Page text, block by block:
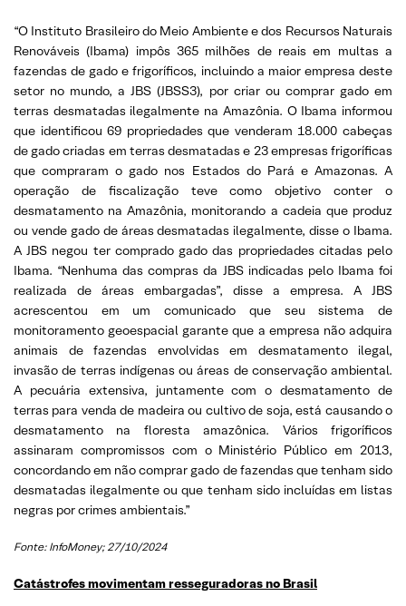
“O Instituto Brasileiro do Meio Ambiente e dos Recursos Naturais
Renováveis (Ibama) impôs 365 milhões de reais em multas a
fazendas de gado e frigoríficos, incluindo a maior empresa deste
setor no mundo, a JBS (JBSS3), por criar ou comprar gado em
terras desmatadas ilegalmente na Amazônia. O Ibama informou
que identificou 69 propriedades que venderam 18.000 cabeças
de gado criadas em terras desmatadas e 23 empresas frigoríficas
que compraram o gado nos Estados do Pará e Amazonas. A
operação de fiscalização teve como objetivo conter o
desmatamento na Amazônia, monitorando a cadeia que produz
ou vende gado de áreas desmatadas ilegalmente, disse o Ibama.
A JBS negou ter comprado gado das propriedades citadas pelo
Ibama. “Nenhuma das compras da JBS indicadas pelo Ibama foi
realizada de áreas embargadas”, disse a empresa. A JBS
acrescentou em um comunicado que seu sistema de
monitoramento geoespacial garante que a empresa não adquira
animais de fazendas envolvidas em desmatamento ilegal,
invasão de terras indígenas ou áreas de conservação ambiental.
A pecuária extensiva, juntamente com o desmatamento de
terras para venda de madeira ou cultivo de soja, está causando o
desmatamento na floresta amazônica. Vários frigoríficos
assinaram compromissos com o Ministério Público em 2013,
concordando em não comprar gado de fazendas que tenham sido
desmatadas ilegalmente ou que tenham sido incluídas em listas
negras por crimes ambientais.”
Fonte: InfoMoney; 27/10/2024
Catástrofes movimentam resseguradoras no Brasil